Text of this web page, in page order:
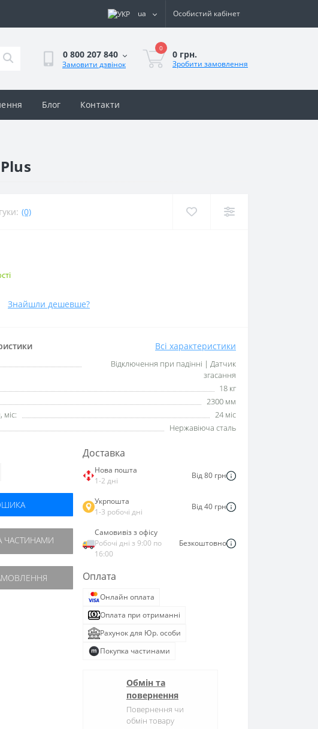
ua Особистий кабінет
0 800 207 840
Замовити дзвінок
0
0 грн.
Зробити замовлення
Блог Контакти
(0)
Знайшли дешевше?
Всі характеристики
Відключення при падінні | Датчик
згасання
18 кг
2300 мм
міс:
24 міс
Нержавіюча сталь
ЧАСТИНАМИ
Доставка
Нова пошта
1-2 дні
Від 80 грн
Укрпошта
1-3 робочі дні
Від 40 грн
Самовивіз з офісу
Робочі дні з 9:00 по
16:00
Безкоштовно
Оплата
Онлайн оплата
Оплата при отриманні
Рахунок для Юр. особи
Покупка частинами
Обмін та
повернення
Повернення чи
обмін товару